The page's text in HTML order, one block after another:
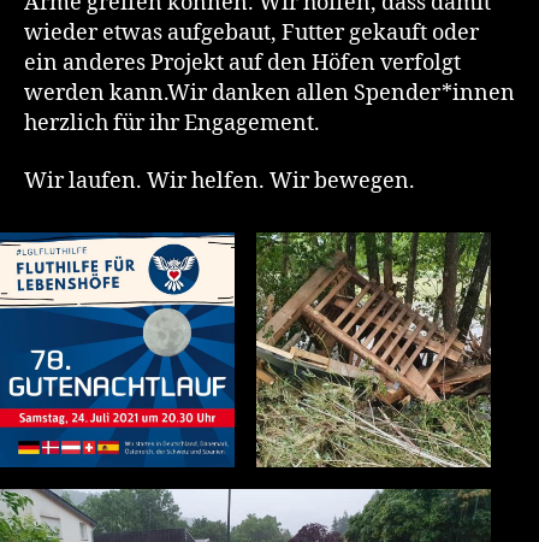
wieder etwas aufgebaut, Futter gekauft oder
ein anderes Projekt auf den Höfen verfolgt
werden kann.Wir danken allen Spender*innen
herzlich für ihr Engagement.
Wir laufen. Wir helfen. Wir bewegen.